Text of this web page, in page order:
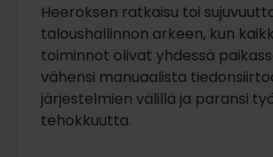
Heeroksen ratkaisu toi
taloushallinnon arkeen, kun
toiminnot olivat yhdessä
vähensi manuaalista
järjestelmien välillä ja paransi
tehokkuutta.